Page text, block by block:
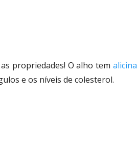
propriedades! O alho temalicina
e os níveis de colesterol.